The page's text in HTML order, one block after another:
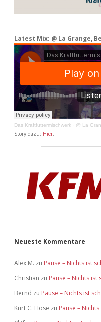
Latest Mix: @ La Grange,
Das Kraftfuttermischwerk · @ La
Story dazu: Hier
Neueste Kommentare
Alex M. zu Pause – Nichts ist
Christian zu Pause – Nichts
Bernd zu Pause – Nichts ist
Kurt C. Hose zu Pause –